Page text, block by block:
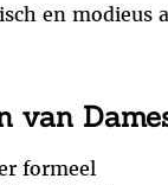
en modieus
van
formeel